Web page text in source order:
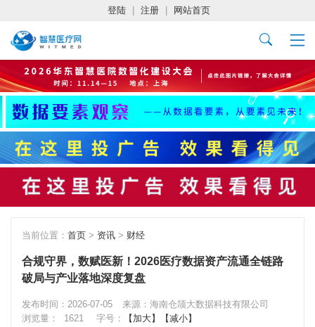
登陆 注册 网站首页
当前位置： 首页 > 资讯 > 财经
合规守界，数赋医新！2026医疗数据资产流通全链路
破局与产业落地深度复盘
发布时间：2026-07-05
来源：海南仓颉大数据科技有限公司
浏览量：
1621 字号： 【加大】 【减小】